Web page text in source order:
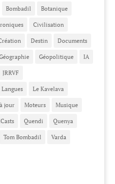
Bombadil Botanique
Civilisation
Destin Documents
Géopolitique IA
JRRVF
Langues Le Kavelava
jour Moteurs Musique
Quendi Quenya
Tom Bombadil Varda